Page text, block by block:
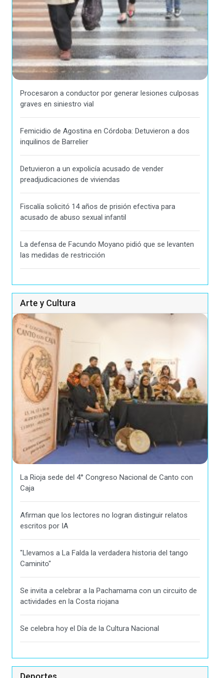
Procesaron a conductor por generar lesiones culposas
graves en siniestro vial
Femicidio de Agostina en Córdoba: Detuvieron a dos
inquilinos de Barrelier
Detuvieron a un expolicía acusado de vender
preadjudicaciones de viviendas
Fiscalía solicitó 14 años de prisión efectiva para
acusado de abuso sexual infantil
La defensa de Facundo Moyano pidió que se levanten
las medidas de restricción
Arte y Cultura
La Rioja sede del 4° Congreso Nacional de Canto con
Caja
Afirman que los lectores no logran distinguir relatos
escritos por IA
"Llevamos a La Falda la verdadera historia del tango
Caminito"
Se invita a celebrar a la Pachamama con un circuito de
actividades en la Costa riojana
Se celebra hoy el Día de la Cultura Nacional